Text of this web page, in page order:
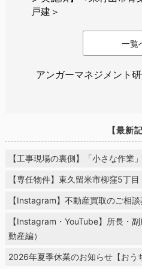
戸建＞
一覧
アンガーマネジメント
【最新
【工事現場の裏側】「小さな作業
【専任物件】東久留米市柳窪5丁
【Instagram】不動産買取のご相談
【Instagram・YouTube】所長・
動産編）
2026年夏季休業のお知らせ【おう